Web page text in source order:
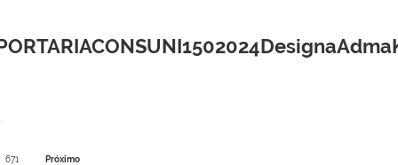
671
Próximo